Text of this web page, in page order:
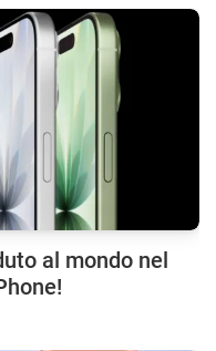
al mondo nel